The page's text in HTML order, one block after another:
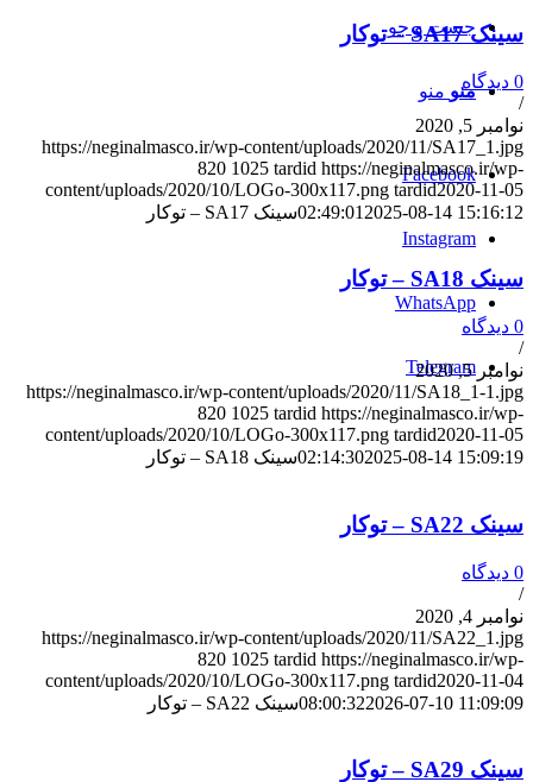
جست و جو
منو منو
Facebook
Instagram
WhatsApp
Telegram
سینک SA17 – توکار
0 دیدگاه
/
نوامبر 5, 2020
https://neginalmasco.ir/wp-content/uploads/2020/11/SA17_1.jpg
820 1025 tardid https://neginalmasco.ir/wp-
content/uploads/2020/10/LOGo-300x117.png tardid2020-11-05
02:49:01 2025-08-14 15:16:12 سینک SA17 – توکار
سینک SA18 – توکار
0 دیدگاه
/
نوامبر 5, 2020
https://neginalmasco.ir/wp-content/uploads/2020/11/SA18_1-1.jpg
820 1025 tardid https://neginalmasco.ir/wp-
content/uploads/2020/10/LOGo-300x117.png tardid2020-11-05
02:14:302025-08-14 15:09:19 سینک SA18 – توکار
سینک SA22 – توکار
0 دیدگاه
/
نوامبر 4, 2020
https://neginalmasco.ir/wp-content/uploads/2020/11/SA22_1.jpg
820 1025 tardid https://neginalmasco.ir/wp-
content/uploads/2020/10/LOGo-300x117.png tardid2020-11-04
08:00:322026-07-10 11:09:09 سینک SA22 – توکار
سینک SA29 – توکار